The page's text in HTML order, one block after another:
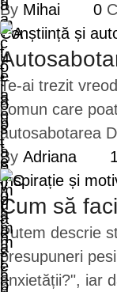
By Mihai 0
Conștiință și
Te-ai trezit
comun care
autosabotarea
By Adriana
Inspirație și
Cum să
Putem descrie
presupuneri
anxietății?", iar